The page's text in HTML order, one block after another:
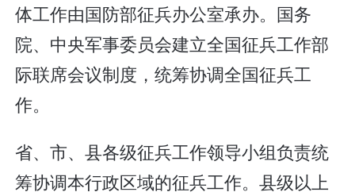
体工作由国防部征兵办公室承办。国务
院、中央军事委员会建立全国征兵工作部
际联席会议制度，统筹协调全国征兵工
作。
省、市、县各级征兵工作领导小组负责统
筹协调本行政区域的征兵工作。县级以上